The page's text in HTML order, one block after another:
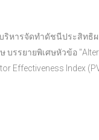
หารจัดทำดัชนีประสิทธิ
รรยายพิเศษหัวข้อ
Effectiveness Index